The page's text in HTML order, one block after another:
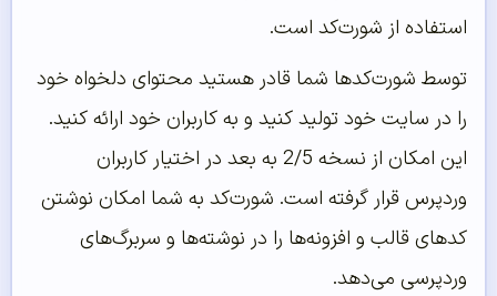
استفاده از شورت‌کد است.
توسط شورت‌کدها شما قادر هستید محتوای دلخواه خود
را در سایت خود تولید کنید و به کاربران خود ارائه کنید.
این امکان از نسخه 2/5 به بعد در اختیار کاربران
وردپرس قرار گرفته است. شورت‌کد به شما امکان نوشتن
کدهای قالب و افزونه‌ها را در نوشته‌ها و سربرگ‌های
وردپرسی می‌دهد.